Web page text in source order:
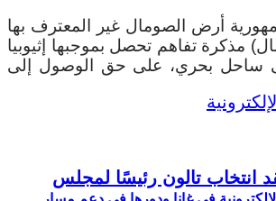
أرض الصومال غير المعترف بها
مذكرة تفاهم تحصل بموجبها إثيوبيا
ساحل بحري، على حق الوصول إلى
انتخاب تالون رئيسًا لمجلس